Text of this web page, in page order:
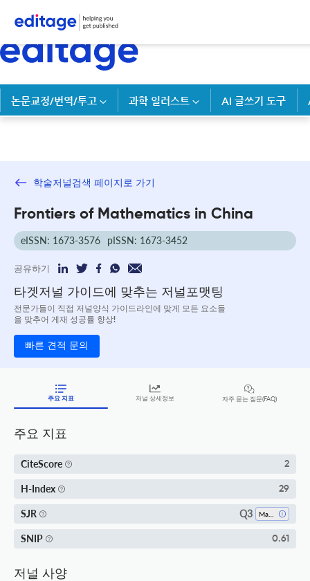
논문교정/번역/투고 과학 일러스트 AI 글쓰기 도구
학술저널검색 페이지로 가기
Frontiers of Mathematics in China
eISSN: 1673-3576 pISSN: 1673-3452
공유하기
타겟저널 가이드에 맞추는 저널포맷팅
전문가들이 직접 저널양식 가이드라인에 맞게 모든 요소들
을 맞추어 게재 성공률 향상!
빠른 견적 문의
주요 지표 저널 상세정보 자주 묻는 질문(FAQ)
주요 지표
CiteScore 2
H-Index 29
SJR Q3
SNIP 0.61
저널 사양